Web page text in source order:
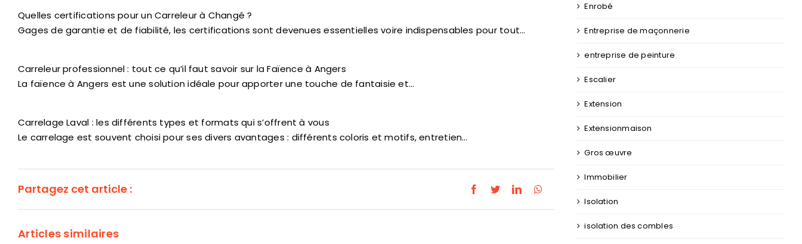
Quelles certifications pour un Carreleur à Changé ?
Gages de garantie et de fiabilité, les certifications sont devenues essentielles voire indispensables pour tout…
Carreleur professionnel : tout ce qu’il faut savoir sur la Faïence à Angers
La faïence à Angers est une solution idéale pour apporter une touche de fantaisie et…
Carrelage Laval : les différents types et formats qui s’offrent à vous
Le carrelage est souvent choisi pour ses divers avantages : différents coloris et motifs, entretien…
Partagez cet article : Facebook
TwitterLinkedInWhatsApp
Articles similaires
Enrobé
Entreprise de maçonnerie
entreprise de peinture
Escalier
Extension
Extensionmaison
Gros œuvre
Immobilier
Isolation
isolation des combles